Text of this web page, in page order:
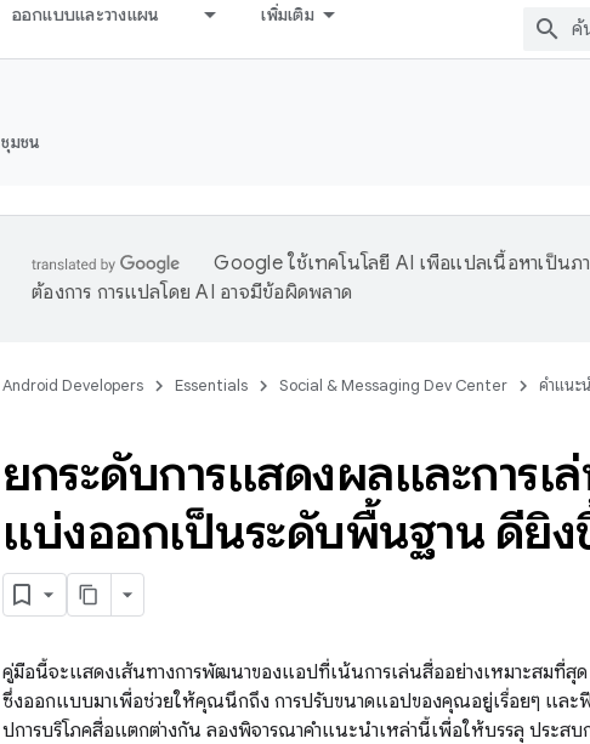
ออกแบบและวางแผน เพิ่มเติม
ชุมชน
Google ใช้เทคโนโลยี AI เพื่อแปลเนื้อหาเป็น
ต้องการ การแปลโดย AI อาจมีข้อผิดพลาด
Android Developers Essentials Social & Messaging Dev Center คำแนะ
ยกระดับการแสดงผลและการเ
แบ่งออกเป็นระดับพื้นฐาน ดียิ่
คู่มือนี้จะแสดงเส้นทางการพัฒนาของแอปที่เน้นการเล่นสื่ออย่างเหมาะสมที่
ซึ่งออกแบบมาเพื่อช่วยให้คุณนึกถึง การปรับขนาดแอปของคุณอยู่เรื่อยๆ และ
ปการบริโภคสื่อแตกต่างกัน ลองพิจารณาคำแนะนำเหล่านี้เพื่อให้บรรลุ ประส